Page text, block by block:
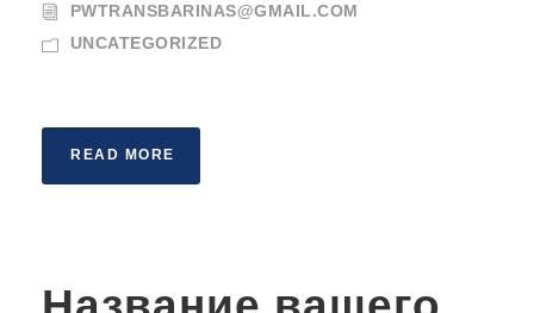
PWTRANSBARINAS@GMAIL.COM
UNCATEGORIZED
READ MORE